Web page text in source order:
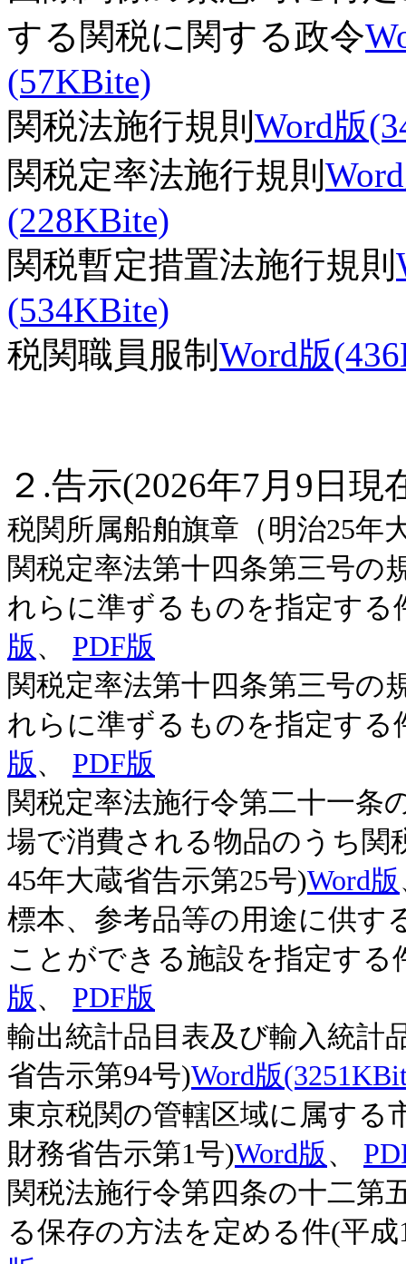
する関税に関する政令
(57KBite)
関税法施行規則 Word版
関税定率法施行規則
(228KBite)
関税暫定措置法施行規則
(534KBite)
税関職員服制 Word版
２.告示(2026年7月9日
税関所属船舶旗章（明治25年
関税定率法第十四条第三号の
れらに準ずるものを指定する
版 、 PDF版
関税定率法第十四条第三号の
れらに準ずるものを指定する
版 、 PDF版
関税定率法施行令第二十一条
場で消費される物品のうち関
45年大蔵省告示第25号)Word版
標本、参考品等の用途に供す
ことができる施設を指定する
版 、 PDF版
輸出統計品目表及び輸入統計
省告示第94号)Word版
東京税関の管轄区域に属する
財務省告示第1号)Word版 、
関税法施行令第四条の十二第
る保存の方法を定める件(平